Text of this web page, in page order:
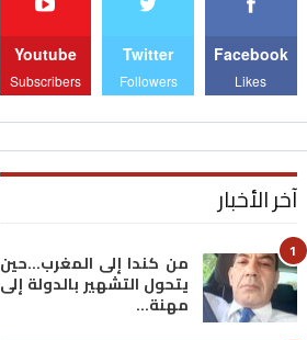
Facebook
Likes
Twitter
Followers
Youtube
Subscribers
آخر الأخبار
1 من كندا إلى المغرب…حين
يتحول التشهير بالدولة إلى
مهنة…